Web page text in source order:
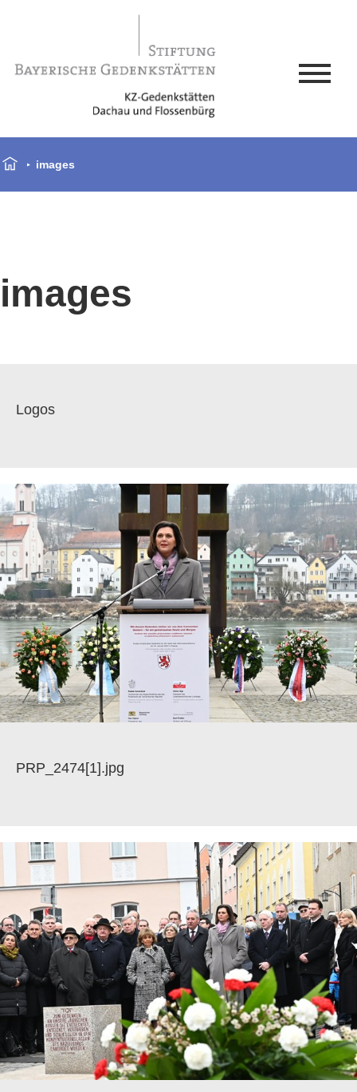
images
images
Logos
PRP_2474[1].jpg